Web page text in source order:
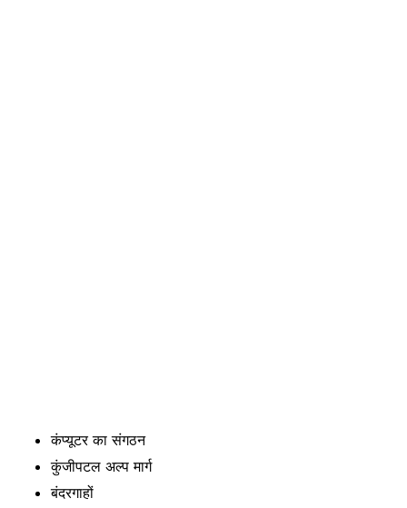
कंप्यूटर का संगठन
कुंजीपटल अल्प मार्ग
बंदरगाहों